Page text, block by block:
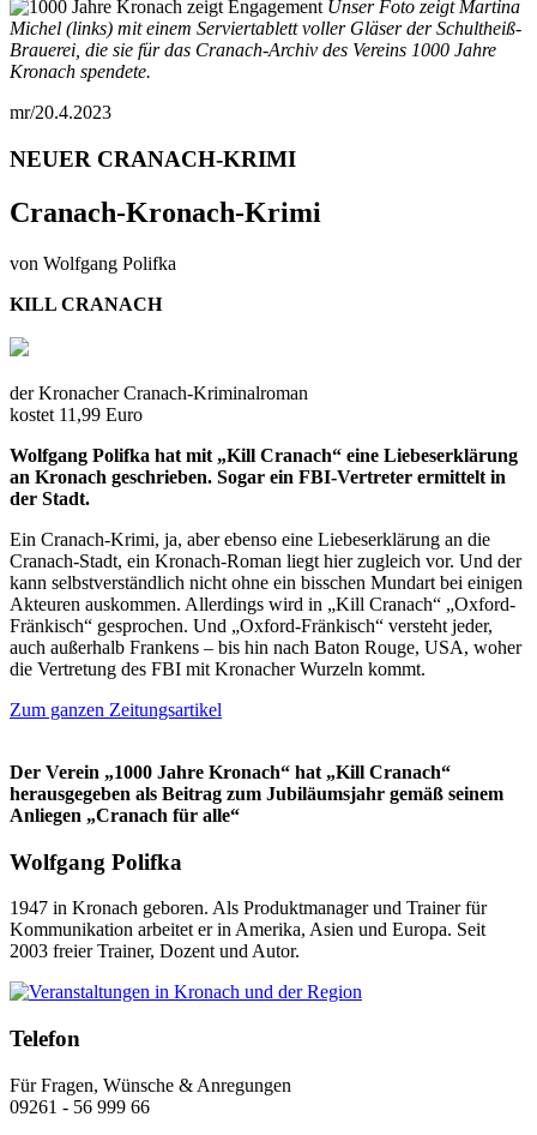
Unser Foto zeigt Martina
Michel (links) mit einem Serviertablett voller Gläser der Schultheiß-
Brauerei, die sie für das Cranach-Archiv des Vereins 1000 Jahre
Kronach spendete.
mr/20.4.2023
NEUER CRANACH-KRIMI
Cranach-Kronach-Krimi
von Wolfgang Polifka
KILL CRANACH
der Kronacher Cranach-Kriminalroman
kostet 11,99 Euro
Wolfgang Polifka hat mit „Kill Cranach“ eine Liebeserklärung
an Kronach geschrieben. Sogar ein FBI-Vertreter ermittelt in
der Stadt.
Ein Cranach-Krimi, ja, aber ebenso eine Liebeserklärung an die
Cranach-Stadt, ein Kronach-Roman liegt hier zugleich vor. Und der
kann selbstverständlich nicht ohne ein bisschen Mundart bei einigen
Akteuren auskommen. Allerdings wird in „Kill Cranach“ „Oxford-
Fränkisch“ gesprochen. Und „Oxford-Fränkisch“ versteht jeder,
auch außerhalb Frankens – bis hin nach Baton Rouge, USA, woher
die Vertretung des FBI mit Kronacher Wurzeln kommt.
Zum ganzen Zeitungsartikel
Der Verein „1000 Jahre Kronach“ hat „Kill Cranach“
herausgegeben als Beitrag zum Jubiläumsjahr gemäß seinem
Anliegen „Cranach für alle“
Wolfgang Polifka
1947 in Kronach geboren. Als Produktmanager und Trainer für
Kommunikation arbeitet er in Amerika, Asien und Europa. Seit
2003 freier Trainer, Dozent und Autor.
Telefon
Für Fragen, Wünsche & Anregungen
09261 - 56 999 66